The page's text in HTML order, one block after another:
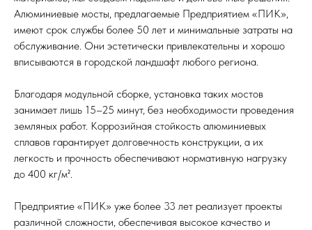
Алюминиевые мосты, предлагаемые Предприятием «ПИК»,
имеют срок службы более 50 лет и минимальные затраты на
обслуживание. Они эстетически привлекательны и хорошо
вписываются в городской ландшафт любого региона.
Благодаря модульной сборке, установка таких мостов
занимает лишь 15–25 минут, без необходимости проведения
земляных работ. Коррозийная стойкость алюминиевых
сплавов гарантирует долговечность конструкции, а их
легкость и прочность обеспечивают нормативную нагрузку
до 400 кг/м².
Предприятие «ПИК» уже более 33 лет реализует проекты
различной сложности, обеспечивая высокое качество и